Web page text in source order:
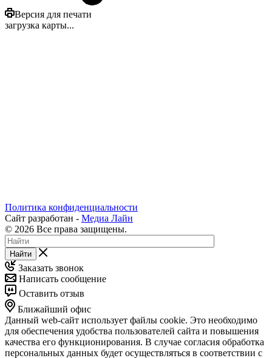
Версия для печати
загрузка карты...
Политика конфиденциальности
Сайт разработан - Медиа Лайн
© 2026 Все права защищены.
Найти
Заказать звонок
Написать сообщение
Оставить отзыв
Ближайший офис
Данный web-сайт использует файлы cookie. Это необходимо
для обеспечения удобства пользователей сайта и повышения
качества его функционирования. В случае согласия обработка
персональных данных будет осуществляться в соответствии с